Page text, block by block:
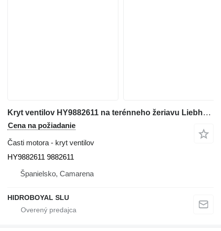
Kryt ventilov HY9882611 na terénneho žeriavu Liebherr LTM
Cena na požiadanie
Časti motora - kryt ventilov
HY9882611 9882611
Španielsko, Camarena
HIDROBOYAL SLU